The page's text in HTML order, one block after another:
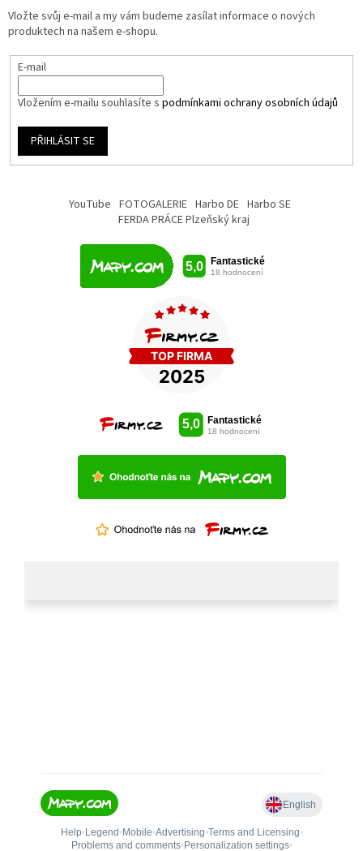
Vložte svůj e-mail a my vám budeme zasílat informace o nových
produktech na našem e-shopu.
E-mail
Vložením e-mailu souhlasíte s podmínkami ochrany osobních údajů
PŘIHLÁSIT SE
YouTube FOTOGALERIE Harbo DE Harbo SE
FERDA PRÁCE Plzeňský kraj